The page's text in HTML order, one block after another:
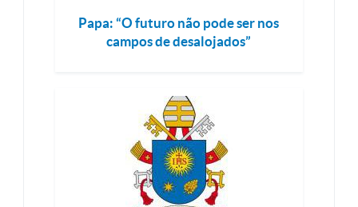
Papa: “O futuro não pode ser nos
campos de desalojados”